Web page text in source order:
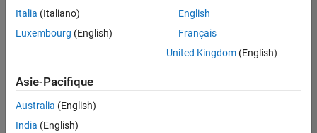
ou
afficher
l’ensemble
d'emploi.
malgré
tout
Italia (Italiano)
Luxembourg (English)
English
Français
United Kingdom(English)
Asie-Pacifique
Australia (English)
India (English)